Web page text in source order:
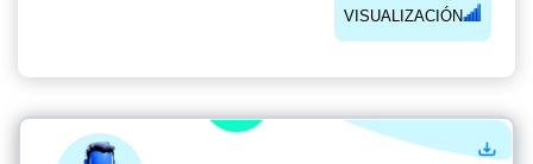
VISUALIZACIÓN